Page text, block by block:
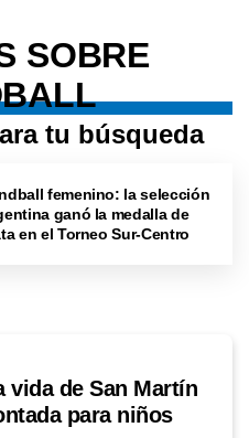
SOBRE
tu búsqueda
femenino: la selección
ganó la medalla de
en el Torneo Sur-Centro
vida de San Martín
para niños